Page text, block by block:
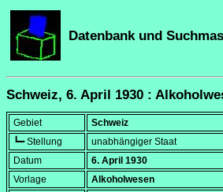
Datenbank und
Schweiz, 6. April 1930 :
Gebiet
Schweiz
┗━ Stellung
unabhängiger Staat
Datum
6. April 1930
Vorlage
Alkoholwesen